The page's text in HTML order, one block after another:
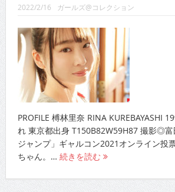
PROFILE 榑林里奈 RINA KUREBAYASHI
れ 東京都出身 T150B82W59H87 撮影◎
ジャンプ」ギャルコン2021オンライン投
ちゃん。… 続きを読む